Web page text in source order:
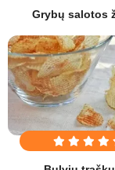
Grybų salotos